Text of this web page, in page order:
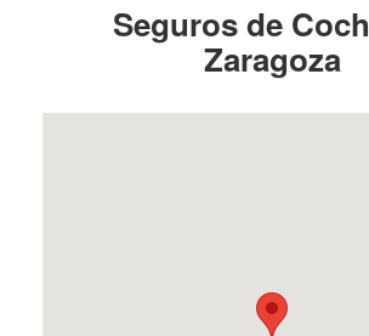
Seguros de
Zaragoza